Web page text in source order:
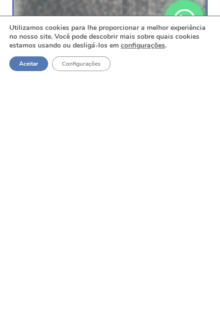
Utilizamos cookies para lhe proporcionar a melhor experiência
no nosso site. Você pode descobrir mais sobre quais cookies
estamos usando ou desligá-los em configurações.
Aceitar Configurações